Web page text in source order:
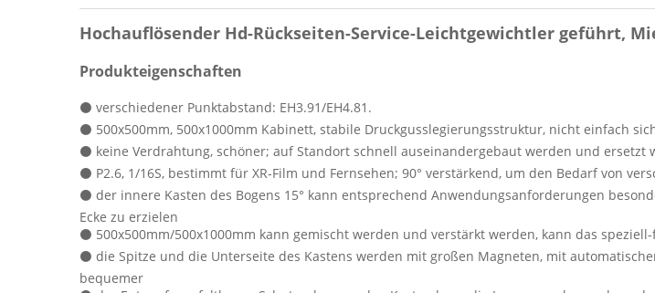
Hochauflösender Hd-Rückseiten-Service-Leichtgewichtler geführt,
Produkteigenschaften
⚫ verschiedener Punktabstand: EH3.91/EH4.81.
⚫ 500x500mm, 500x1000mm Kabinett, stabile Druckgusslegierungsstruktur, nicht einfach
⚫ keine Verdrahtung, schöner; auf Standort schnell auseinandergebaut werden und ersetzt
⚫ P2.6, 1/16S, bestimmt für XR-Film und Fernsehen; 90° verstärkend, um den Bedarf von
⚫ der innere Kasten des Bogens 15° kann entsprechend Anwendungsanforderungen
Ecke zu erzielen
⚫ 500x500mm/500x1000mm kann gemischt werden und verstärkt werden, kann das
⚫ die Spitze und die Unterseite des Kastens werden mit großen Magneten, mit
bequemer